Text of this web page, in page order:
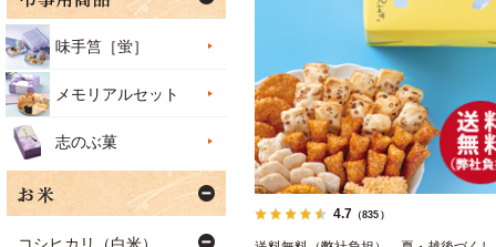
4.7 （835）
味手筥［蛍］
メモリアルセット
志のぶ菓